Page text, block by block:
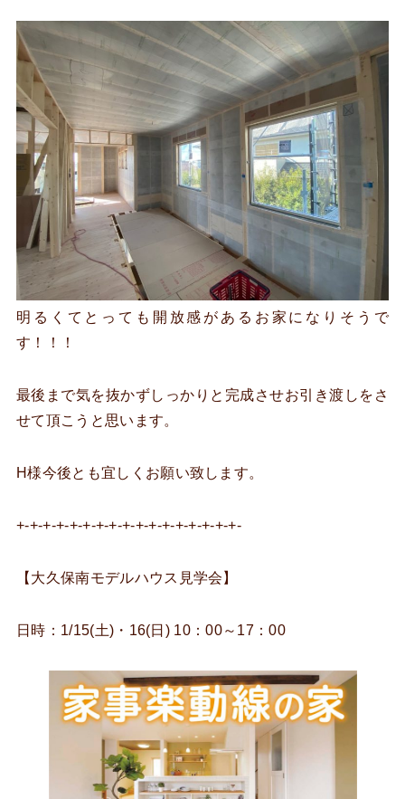
明るくてとっても開放感があるお家になりそうで
す！！！
最後まで気を抜かずしっかりと完成させお引き渡しをさ
せて頂こうと思います。
H様今後とも宜しくお願い致します。
+-+-+-+-+-+-+-+-+-+-+-+-+-+-+-+-+-
【大久保南モデルハウス見学会】
日時：1/15(土)・16(日) 10：00～17：00